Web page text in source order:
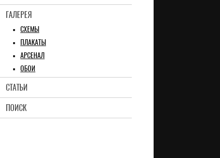
ГАЛЕРЕЯ
СХЕМЫ
ПЛАКАТЫ
АРСЕНАЛ
ОБОИ
СТАТЬИ
ПОИСК